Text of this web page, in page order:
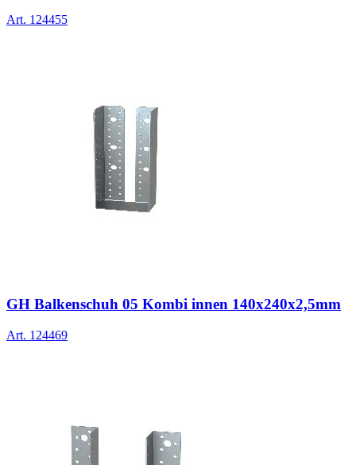
Art. 124455
GH Balkenschuh 05 Kombi innen 140x240x2,5mm
Art. 124469